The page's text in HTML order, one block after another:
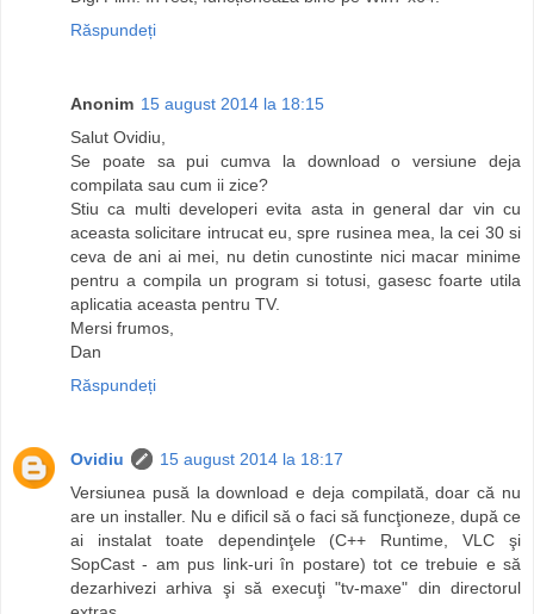
Răspundeți
Anonim 15 august 2014 la 18:15
Salut Ovidiu,
Se poate sa pui cumva la download o versiune deja
compilata sau cum ii zice?
Stiu ca multi developeri evita asta in general dar vin cu
aceasta solicitare intrucat eu, spre rusinea mea, la cei 30 si
ceva de ani ai mei, nu detin cunostinte nici macar minime
pentru a compila un program si totusi, gasesc foarte utila
aplicatia aceasta pentru TV.
Mersi frumos,
Dan
Răspundeți
Ovidiu
15 august 2014 la 18:17
Versiunea pusă la download e deja compilată, doar că nu
are un installer. Nu e dificil să o faci să funcţioneze, după ce
ai instalat toate dependinţele (C++ Runtime, VLC şi
SopCast - am pus link-uri în postare) tot ce trebuie e să
dezarhivezi arhiva şi să execuţi "tv-maxe" din directorul